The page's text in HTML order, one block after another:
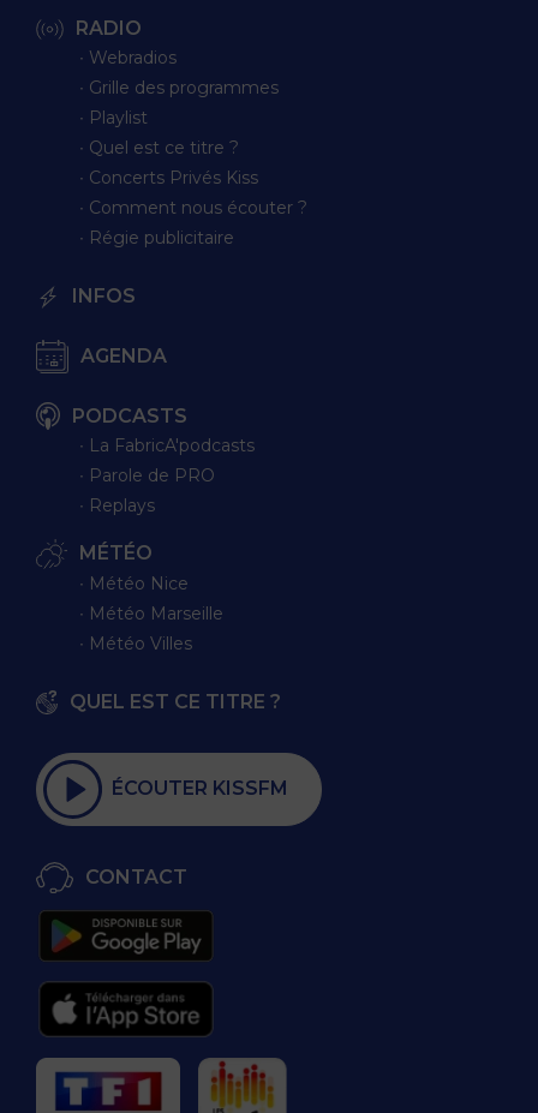
RADIO
∙ Webradios
∙ Grille des programmes
∙ Playlist
∙ Quel est ce titre ?
∙ Concerts Privés Kiss
∙ Comment nous écouter ?
∙ Régie publicitaire
INFOS
AGENDA
PODCASTS
∙ La FabricA'podcasts
∙ Parole de PRO
∙ Replays
MÉTÉO
∙ Météo Nice
∙ Météo Marseille
∙ Météo Villes
QUEL EST CE TITRE ?
ÉCOUTER KISSFM
CONTACT